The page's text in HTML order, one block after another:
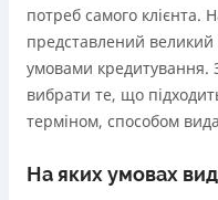
потреб самого клієнта.
представлений великий
умовами кредитування.
вибрати те, що
терміном, способом
На яких умовах